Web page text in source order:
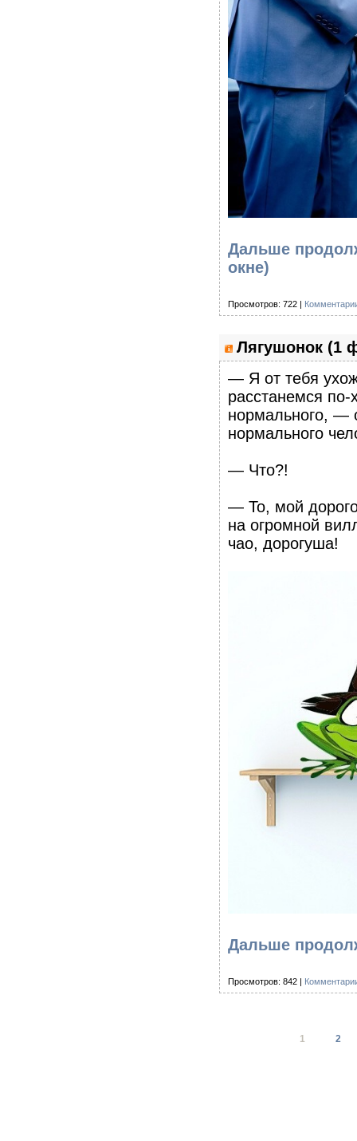
Дальше
окне)
Просмотров: 722 |
Лягушонок (1
— Я от тебя
расстанемся
нормального, —
нормального
— Что?!
— То, мой
на огромной
чао, дорогуша!
Дальше
Просмотров: 842 |
1 2